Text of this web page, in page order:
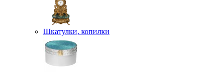
Шкатулки, копилки